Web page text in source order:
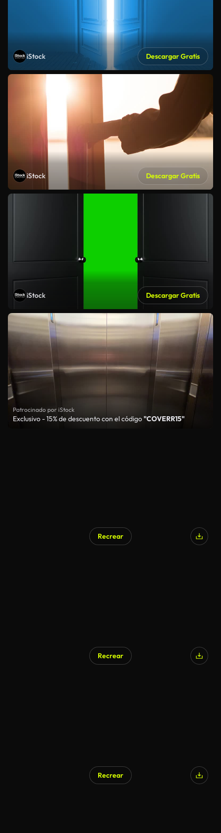
iStock Descargar Gratis
iStock Descargar Gratis
iStock Descargar Gratis
Patrocinado por iStock
Exclusivo - 15% de descuento con el código"COVERR15"
Recrear
Recrear
Recrear